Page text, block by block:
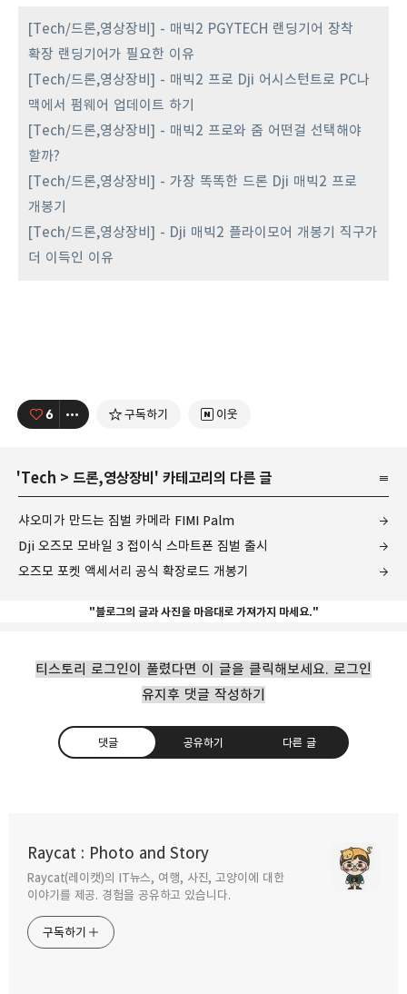
[Tech/드론,영상장비] - 매빅2 PGYTECH 랜딩기어 장착
확장 랜딩기어가 필요한 이유
[Tech/드론,영상장비] - 매빅2 프로 Dji 어시스턴트로 PC나
맥에서 펌웨어 업데이트 하기
[Tech/드론,영상장비] - 매빅2 프로와 줌 어떤걸 선택해야
할까?
[Tech/드론,영상장비] - 가장 똑똑한 드론 Dji 매빅2 프로
개봉기
[Tech/드론,영상장비] - Dji 매빅2 플라이모어 개봉기 직구가
더 이득인 이유
6 구독하기 이웃
'Tech > 드론,영상장비 ' 카테고리의 다른 글
샤오미가 만드는 짐벌 카메라 FIMI Palm
Dji 오즈모 모바일 3 접이식 스마트폰 짐벌 출시
오즈모 포켓 액세서리 공식 확장로드 개봉기
"블로그의 글과 사진을 마음대로 가져가지 마세요."
티스토리 로그인이 풀렸다면 이 글을 클릭해보세요. 로그인
유지후 댓글 작성하기
댓글 공유하기 다른 글
Raycat : Photo and Story
Raycat(레이캣)의 IT뉴스, 여행, 사진, 고양이에 대한
이야기를 제공. 경험을 공유하고 있습니다.
구독하기
구독하기 카카오톡
2020.01.15
샤오미가 만드는 짐벌 카메라 FIMI Palm